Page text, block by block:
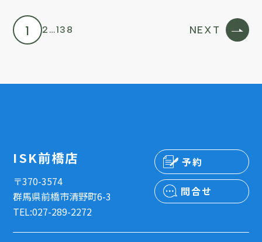
1 2 …138 NEXT
ISK前橋店
〒370-3574
群馬県前橋市清野町6-3
TEL:027-289-2272
予約
問合せ